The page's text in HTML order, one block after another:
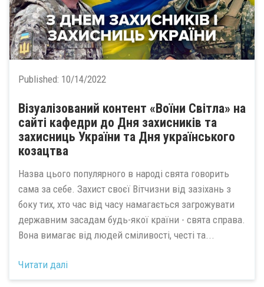
Published: 10/14/2022
Візуалізований контент «Воїни Світла» на
сайті кафедри до Дня захисників та
захисниць України та Дня українського
козацтва
Назва цього популярного в народі свята говорить
сама за себе. Захист своєї Вітчизни від зазіхань з
боку тих, хто час від часу намагається загрожувати
державним засадам будь-якої країни - свята справа.
Вона вимагає від людей сміливості, честі та...
Читати далі